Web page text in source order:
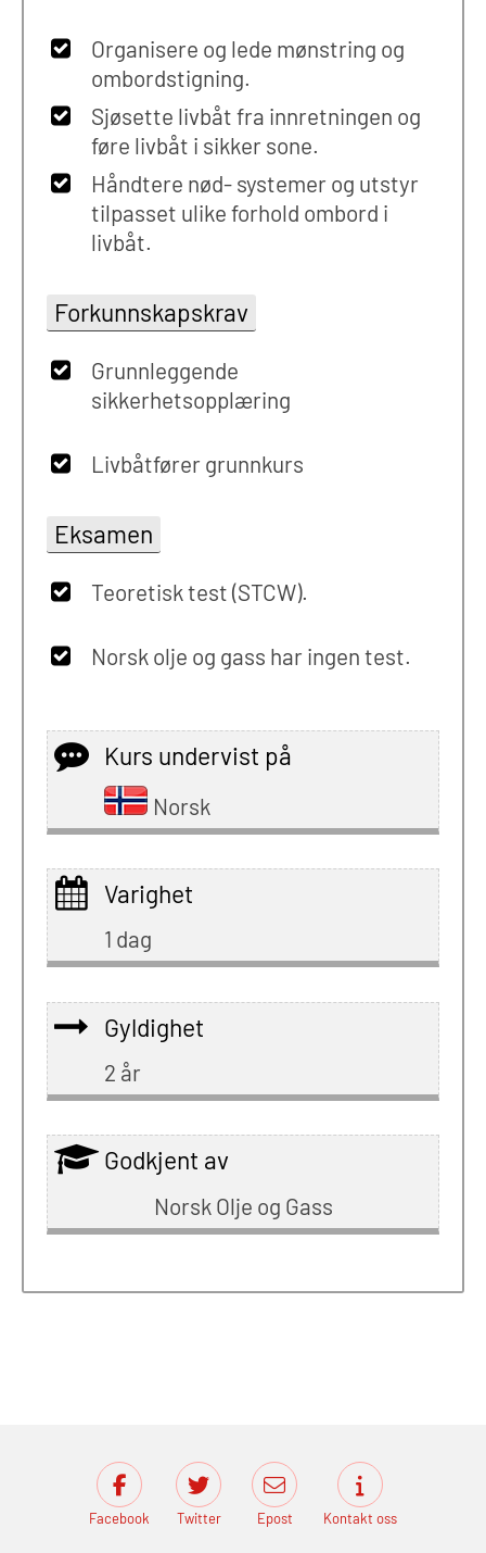
Organisere og lede mønstring og
ombordstigning.
Sjøsette livbåt fra innretningen og
føre livbåt i sikker sone.
Håndtere nød- systemer og utstyr
tilpasset ulike forhold ombord i
livbåt.
Forkunnskapskrav
Grunnleggende
sikkerhetsopplæring
Livbåtfører grunnkurs
Eksamen
Teoretisk test (STCW).
Norsk olje og gass har ingen test.
Kurs undervist på
Norsk
Varighet
1 dag
Gyldighet
2 år
Godkjent av
Norsk Olje og Gass
Facebook Twitter Epost Kontakt oss